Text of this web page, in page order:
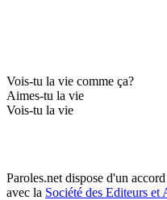
Vois-tu la vie comme ça?
Aimes-tu la vie
Vois-tu la vie
Paroles.net dispose d'un
avec la Société des Editeurs et